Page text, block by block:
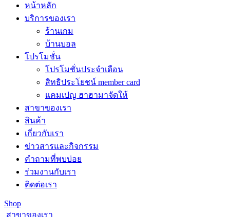
หน้าหลัก
บริการของเรา
ร้านเกม
บ้านบอล
โปรโมชั่น
โปรโมชั่นประจำเดือน
สิทธิประโยชน์ member card
แคมเปญ ฮาฮามาจัดให้
สาขาของเรา
สินค้า
เกี่ยวกับเรา
ข่าวสารและกิจกรรม
คำถามที่พบบ่อย
ร่วมงานกับเรา
ติดต่อเรา
Shop
สาขาของเรา